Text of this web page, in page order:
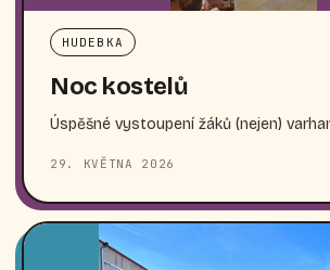
HUDEBKA
Noc kostelů
Úspěšné vystoupení žáků (nejen)
29. KVĚTNA 2026